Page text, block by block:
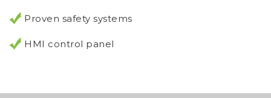
Proven safety systems
HMI control panel